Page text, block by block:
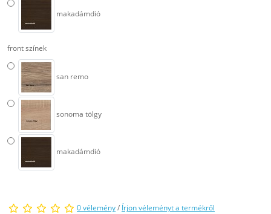
makadámdió
front színek
san remo
sonoma tölgy
makadámdió
0 vélemény/ Írjon véleményt a termékről